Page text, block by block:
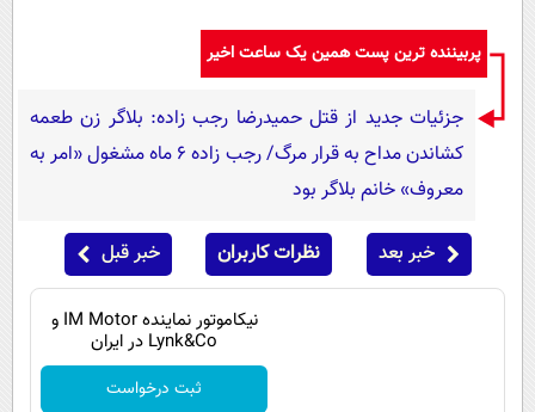
فرهنگی
بین الملل
اجتماعی
حیات وحش
پربیننده ترین پست همین یک ساعت اخیر
جزئیات جدید از قتل حمیدرضا رجب زاده: بلاگر زن طعمه
کشاندن مداح به قرار مرگ/ رجب زاده 6 ماه مشغول «امر به
معروف» خانم بلاگر بود
خبر بعد نظرات کاربران خبر قبل
نیکاموتور نماینده IM Motor و
Lynk&Co در ایران
ثبت درخواست